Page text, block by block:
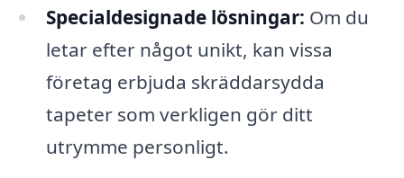
Specialdesignade lösningar: Om du
letar efter något unikt, kan vissa
företag erbjuda skräddarsydda
tapeter som verkligen gör ditt
utrymme personligt.